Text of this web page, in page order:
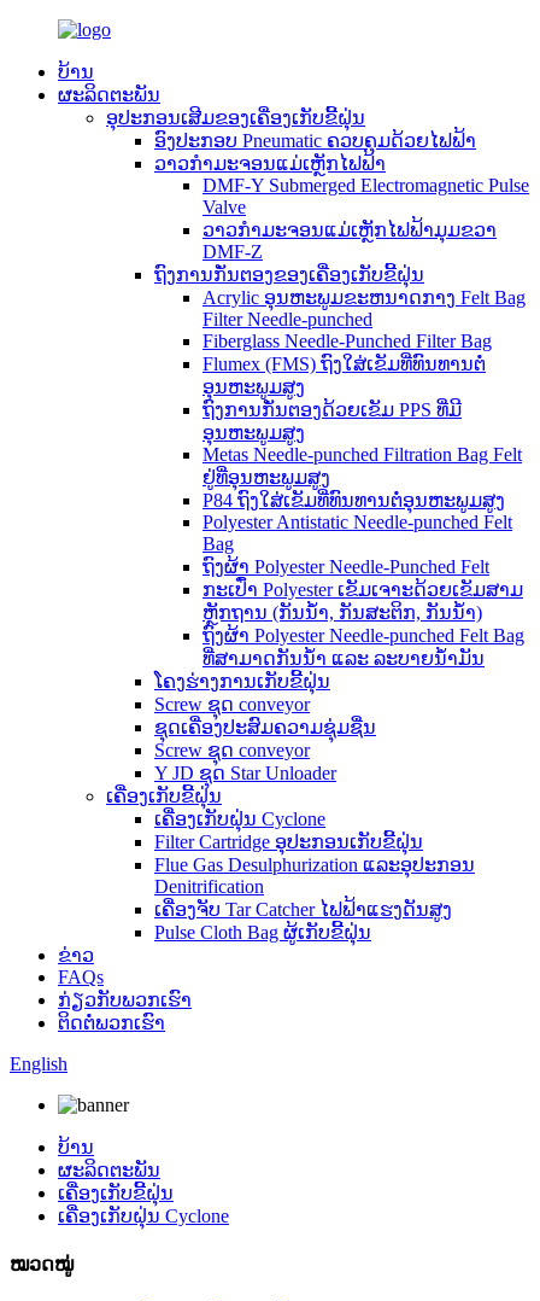
ບ້ານ
ຜະລິດຕະພັນ
ອຸປະກອນເສີມຂອງເຄື່ອງເກັບຂີ້ຝຸ່ນ
ອົງປະກອບ Pneumatic ຄວບຄຸມດ້ວຍໄຟຟ້າ
ວາວກຳມະຈອນແມ່ເຫຼັກໄຟຟ້າ
DMF-Y Submerged Electromagnetic Pulse
Valve
ວາວກຳມະຈອນແມ່ເຫຼັກໄຟຟ້າມຸມຂວາ
DMF-Z
ຖົງການກັ່ນຕອງຂອງເຄື່ອງເກັບຂີ້ຝຸ່ນ
Acrylic ອຸນຫະພູມຂະຫນາດກາງ Felt Bag
Filter Needle-punched
Fiberglass Needle-Punched Filter Bag
Flumex (FMS) ຖົງໃສ່ເຂັມທີ່ທົນທານຕໍ່
ອຸນຫະພູມສູງ
ຖົງການກັ່ນຕອງດ້ວຍເຂັມ PPS ທີ່ມີ
ອຸນຫະພູມສູງ
Metas Needle-punched Filtration Bag Felt
ຢູ່ທີ່ອຸນຫະພູມສູງ
P84 ຖົງໃສ່ເຂັມທີ່ທົນທານຕໍ່ອຸນຫະພູມສູງ
Polyester Antistatic Needle-punched Felt
Bag
ຖົງຜ້າ Polyester Needle-Punched Felt
ກະເປົ໋າ Polyester ເຂັມເຈາະດ້ວຍເຂັມສາມ
ຫຼັກຖານ (ກັນນໍ້າ, ກັນສະຕິກ, ກັນນໍ້າ)
ຖົງຜ້າ Polyester Needle-punched Felt Bag
ທີ່ສາມາດກັນນໍ້າ ແລະ ລະບາຍນໍ້າມັນ
ໂຄງຮ່າງການເກັບຂີ້ຝຸ່ນ
Screw ຊຸດ conveyor
ຊຸດເຄື່ອງປະສົມຄວາມຊຸ່ມຊື່ນ
Screw ຊຸດ conveyor
Y JD ຊຸດ Star Unloader
ເຄື່ອງເກັບຂີ້ຝຸ່ນ
ເຄື່ອງເກັບຝຸ່ນ Cyclone
Filter Cartridge ອຸປະກອນເກັບຂີ້ຝຸ່ນ
Flue Gas Desulphurization ແລະອຸປະກອນ
Denitrification
ເຄື່ອງຈັບ Tar Catcher ໄຟຟ້າແຮງດັນສູງ
Pulse Cloth Bag ຜູ້ເກັບຂີ້ຝຸ່ນ
ຂ່າວ
FAQs
ກ່ຽວ​ກັບ​ພວກ​ເຮົາ
ຕິດ​ຕໍ່​ພວກ​ເຮົາ
English
ບ້ານ
ຜະລິດຕະພັນ
ເຄື່ອງເກັບຂີ້ຝຸ່ນ
ເຄື່ອງເກັບຝຸ່ນ Cyclone
ໝວດໝູ່